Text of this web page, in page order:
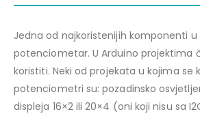
Jedna od najkoristenijih komponenti
potenciometar. U Arduino projektima
koristiti. Neki od projekata u kojima se
potenciometri su: pozadinsko
displeja 16×2 ili 20×4 (oni koji nisu sa